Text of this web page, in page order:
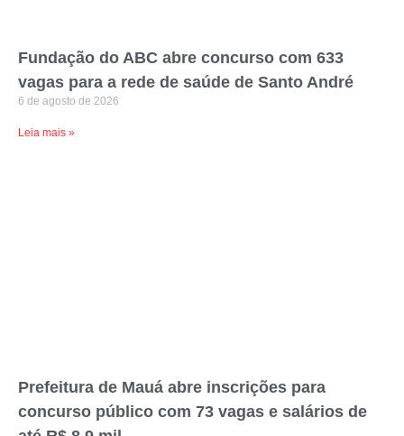
Fundação do ABC abre concurso com 633
vagas para a rede de saúde de Santo André
6 de agosto de 2026
Leia mais »
Prefeitura de Mauá abre inscrições para
concurso público com 73 vagas e salários de